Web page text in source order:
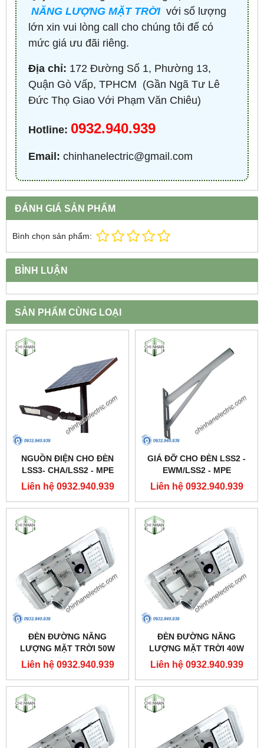
NĂNG LƯỢNG MẶT TRỜIvới số lượng
lớn xin vui lòng call cho chúng tôi để có
mức giá ưu đãi riêng.
Địa chỉ: 172 Đường Số 1, Phường 13,
Quận Gò Vấp, TPHCM ​ (Gần Ngã Tư Lê
Đức Thọ Giao Với Phạm Văn Chiêu)
Hotline: 0932.940.939
Email: chinhanelectric@gmail.com
ĐÁNH GIÁ SẢN PHẨM
Bình chọn sản phẩm:
BÌNH LUẬN
SẢN PHẨM CÙNG LOẠI
NGUỒN ĐIỆN CHO ĐÈN
LSS3- CHA/LSS2 - MPE
Liên hệ 0932.940.939
GIÁ ĐỠ CHO ĐÈN LSS2 -
EWM/LSS2 - MPE
Liên hệ 0932.940.939
ĐÈN ĐƯỜNG NĂNG
LƯỢNG MẶT TRỜI 50W
(SOLAR STREET LIGHT) -
LSS2-50 - MPE
Liên hệ 0932.940.939
ĐÈN ĐƯỜNG NĂNG
LƯỢNG MẶT TRỜI 40W
(SOLAR STREET LIGHT) -
LSS2-40 - MPE
Liên hệ 0932.940.939